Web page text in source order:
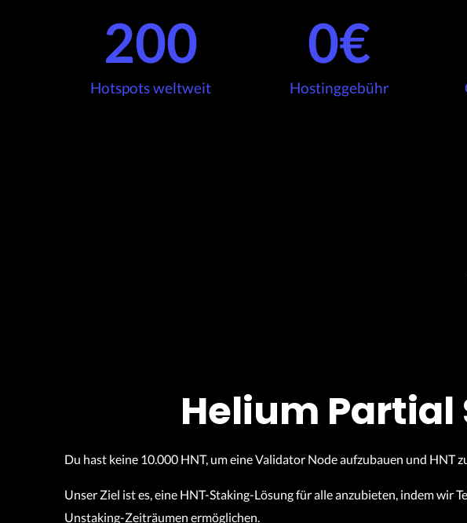
200
Hotspots weltweit
0€
Hostinggebühr
Helium Partial
Du hast keine 10.000 HNT, um eine Validator Node aufzubauen und HNT
Unser Ziel ist es, eine HNT-Staking-Lösung für alle anzubieten, indem wir
Unstaking-Zeiträumen ermöglichen.